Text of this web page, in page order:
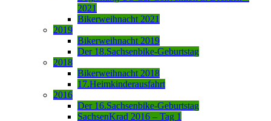
2021
Bikerweihnacht 2021
2019
Bikerweihnacht 2019
Der 18.Sachsenbike-Geburtstag
2018
Bikerweihnacht 2018
17.Heimkinderausfahrt
2016
Der 16.Sachsenbike-Geburtstag
SachsenKrad 2016 – Tag 1